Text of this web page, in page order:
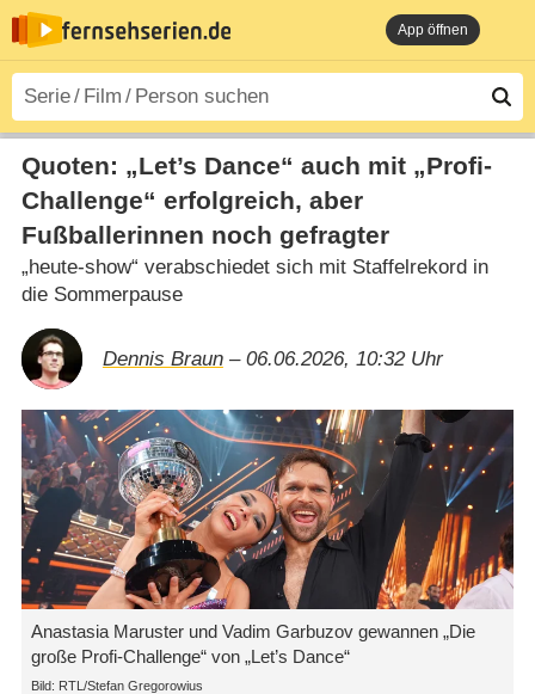
App öffnen
Quoten: „Let’s Dance“ auch mit „Profi-
Challenge“ erfolgreich, aber
Fußballerinnen noch gefragter
„heute-show“ verabschiedet sich mit Staffelrekord in
die Sommerpause
Dennis Braun– 06.06.2026, 10:32 Uhr
Anastasia Maruster und Vadim Garbuzov gewannen „Die
große Profi-Challenge“ von „Let’s Dance“
Bild: RTL/Stefan Gregorowius